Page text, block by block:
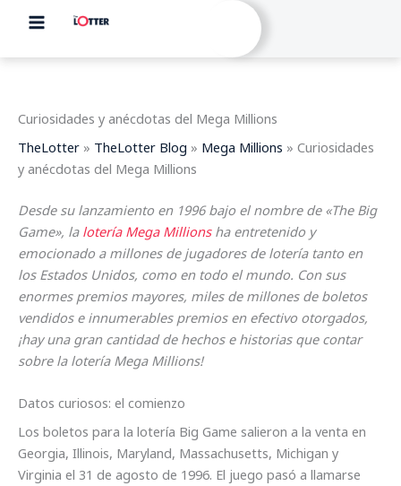
contenido
Curiosidades y anécdotas del Mega Millions
TheLotter » TheLotter Blog » Mega Millions » Curiosidades
y anécdotas del Mega Millions
Desde su lanzamiento en 1996 bajo el nombre de «The Big
Game», la lotería Mega Millionsha entretenido y
emocionado a millones de jugadores de lotería tanto en
los Estados Unidos, como en todo el mundo. Con sus
enormes premios mayores, miles de millones de boletos
vendidos e innumerables premios en efectivo otorgados,
¡hay una gran cantidad de hechos e historias que contar
sobre la lotería Mega Millions!
Datos curiosos: el comienzo
Los boletos para la lotería Big Game salieron a la venta en
Georgia, Illinois, Maryland, Massachusetts, Michigan y
Virginia el 31 de agosto de 1996. El juego pasó a llamarse